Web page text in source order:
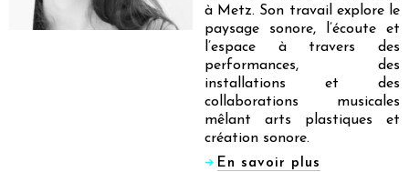
à Metz. Son travail explore le
paysage sonore, l’écoute et
l’espace à travers des
performances, des
installations et des
collaborations musicales
mêlant arts plastiques et
création sonore.
En savoir plus